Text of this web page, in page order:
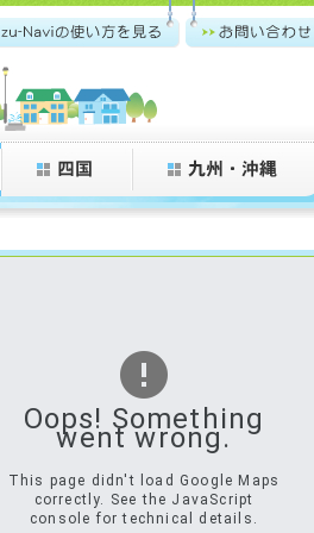
Oops! Something
went wrong.
This page didn't load Google Maps
correctly. See the JavaScript
console for technical details.